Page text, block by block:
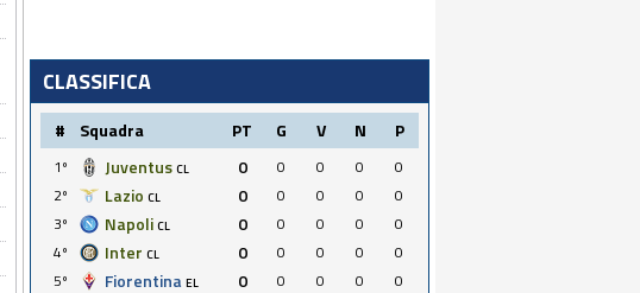
CLASSIFICA
# Squadra PT G V N P
1º Juventus CL 0 0 0 0
0
2º
Lazio CL 0 0 0 0
0
3º
Napoli CL 0 0 0 0
0
4º
Inter CL 0 0 0 0
0
5º
Fiorentina EL 0 0 0 0
0